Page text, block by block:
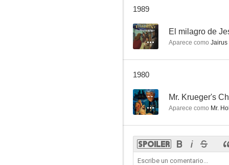
1989
-- El milagro de
Aparece como Jairus
1980
-- Mr. Krueger's
Aparece como Mr.